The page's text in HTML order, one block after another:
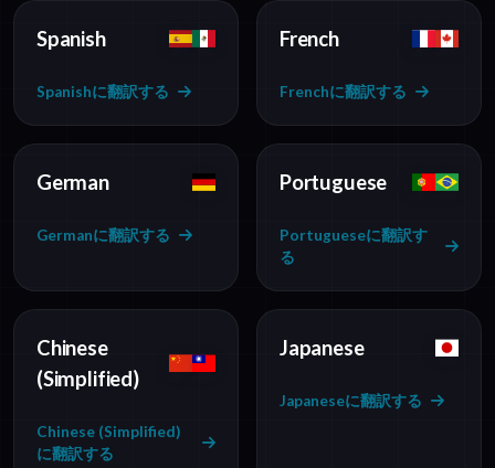
Spanish
Spanishに翻訳する
French
Frenchに翻訳する
German
Germanに翻訳する
Portuguese
Portugueseに翻訳す
る
Chinese
(Simplified)
Chinese (Simplified)
に翻訳する
Japanese
Japaneseに翻訳する